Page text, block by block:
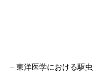
– 東洋医学における駆虫